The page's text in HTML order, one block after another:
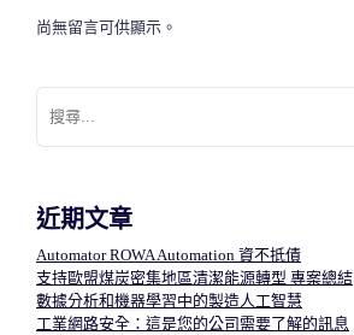
尚無留言可供顯示。
搜
尋
關
近期文章
Automator ROWA Automation 資不抵債
支持歐盟煤炭密集地區清潔能源轉型 專案總結
數據分析和機器學習中的製造人工智慧​
工業網路安全：這是您的公司需要了解的訊息